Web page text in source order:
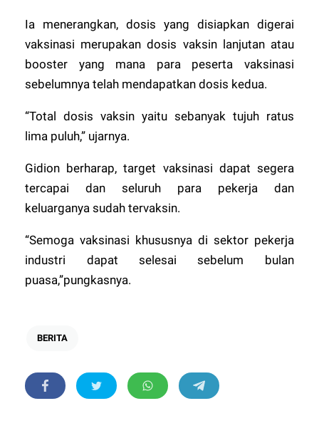
Ia menerangkan, dosis yang disiapkan digerai
vaksinasi merupakan dosis vaksin lanjutan atau
booster yang mana para peserta vaksinasi
sebelumnya telah mendapatkan dosis kedua.
“Total dosis vaksin yaitu sebanyak tujuh ratus
lima puluh,” ujarnya.
Gidion berharap, target vaksinasi dapat segera
tercapai dan seluruh para pekerja dan
keluarganya sudah tervaksin.
“Semoga vaksinasi khususnya di sektor pekerja
industri dapat selesai sebelum bulan
puasa,”pungkasnya.
BERITA